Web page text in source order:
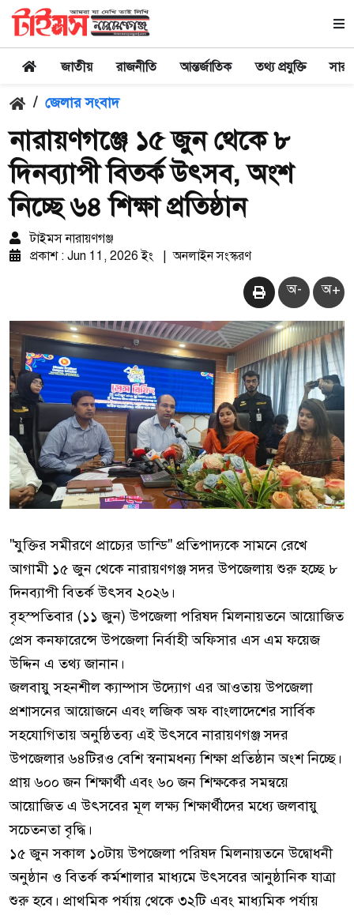
জাতীয় রাজনীতি আন্তর্জাতিক তথ্য প্রযুক্তি
/ জেলার সংবাদ
নারায়ণগঞ্জে ১৫ জুন থেকে ৮
দিনব্যাপী বিতর্ক উৎসব, অংশ
নিচ্ছে ৬৪ শিক্ষা প্রতিষ্ঠান
টাইমস নারায়ণগঞ্জ
প্রকাশ : Jun 11, 2026 ইং
অনলাইন সংস্করণ
অ- অ+
"যুক্তির সমীরণে প্রাচ্যের ডান্ডি" প্রতিপাদ্যকে সামনে রেখে
আগামী ১৫ জুন থেকে নারায়ণগঞ্জ সদর উপজেলায় শুরু হচ্ছে ৮
দিনব্যাপী বিতর্ক উৎসব ২০২৬।
বৃহস্পতিবার (১১ জুন) উপজেলা পরিষদ মিলনায়তনে আয়োজিত
প্রেস কনফারেন্সে উপজেলা নির্বাহী অফিসার এস এম ফয়েজ
উদ্দিন এ তথ্য জানান।
জলবায়ু সহনশীল ক্যাম্পাস উদ্যোগ এর আওতায় উপজেলা
প্রশাসনের আয়োজনে এবং লজিক অফ বাংলাদেশের সার্বিক
সহযোগিতায় অনুষ্ঠিতব্য এই উৎসবে নারায়ণগঞ্জ সদর
উপজেলার ৬৪টিরও বেশি স্বনামধন্য শিক্ষা প্রতিষ্ঠান অংশ নিচ্ছে।
প্রায় ৬০০ জন শিক্ষার্থী এবং ৬০ জন শিক্ষকের সমন্বয়ে
আয়োজিত এ উৎসবের মূল লক্ষ্য শিক্ষার্থীদের মধ্যে জলবায়ু
সচেতনতা বৃদ্ধি।
১৫ জুন সকাল ১০টায় উপজেলা পরিষদ মিলনায়তনে উদ্বোধনী
অনুষ্ঠান ও বিতর্ক কর্মশালার মাধ্যমে উৎসবের আনুষ্ঠানিক যাত্রা
শুরু হবে। প্রাথমিক পর্যায় থেকে ৩২টি এবং মাধ্যমিক পর্যায়